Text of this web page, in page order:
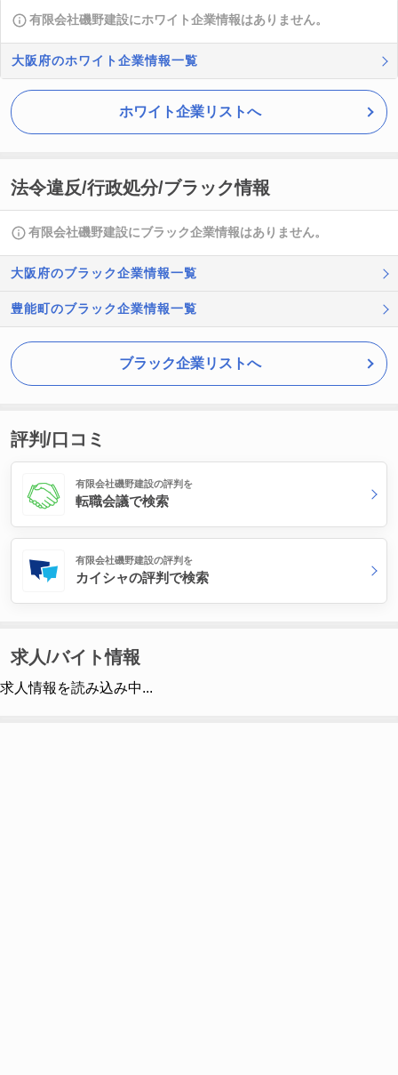
有限会社磯野建設にホワイト企業情報はありません。
大阪府のホワイト企業情報一覧
ホワイト企業リストへ
法令違反/行政処分/ブラック情報
有限会社磯野建設にブラック企業情報はありません。
大阪府のブラック企業情報一覧
豊能町のブラック企業情報一覧
ブラック企業リストへ
評判/口コミ
有限会社磯野建設の評判を
転職会議で検索
有限会社磯野建設の評判を
カイシャの評判で検索
求人/バイト情報
求人情報を読み込み中...